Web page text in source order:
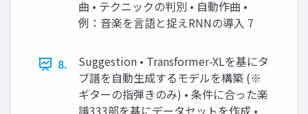
曲 • テクニックの判別 • 自動作曲 •
例：音楽を言語と捉えRNNの導入 7
8.
Suggestion • Transformer-XLを基にタ
ブ譜を自動生成するモデルを構築 (※
ギターの指弾きのみ) • 条件に合った楽